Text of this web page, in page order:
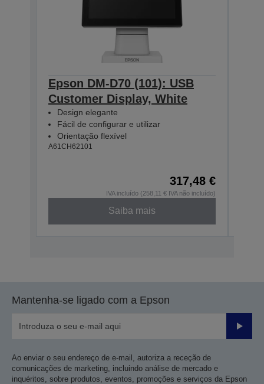
Epson DM-D70 (101): USB
Customer Display, White
Design elegante
Fácil de configurar e utilizar
Orientação flexível
A61CH62101
317,48 €
IVA incluído (258,11 € IVA não incluído)
Saiba mais
Mantenha-se ligado com a Epson
Enviar
Ao enviar o seu endereço de e-mail, autoriza a receção de
comunicações de marketing, incluindo análise de mercado e
inquéritos, sobre produtos, eventos, promoções e serviços da Epson